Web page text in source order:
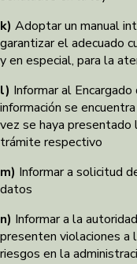
k) Adoptar un manual
garantizar el adecuado
y en especial, para la
l) Informar al
información se
vez se haya presentado
trámite respectivo
m) Informar a solicitud
datos
n) Informar a la
presenten violaciones a
riesgos en la